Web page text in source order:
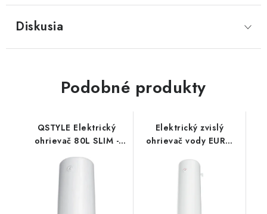
Diskusia
Podobné produkty
QSTYLE Elektrický
ohrievač 80L SLIM -
suchý ohrev
Elektrický zvislý
ohrievač vody EURO
2 kW